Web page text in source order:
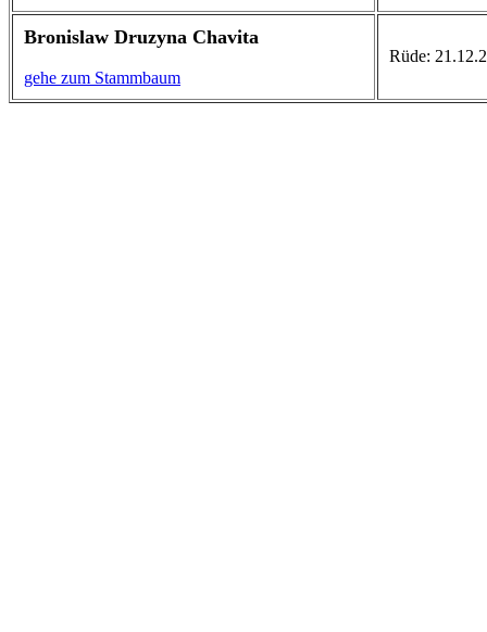
Bronislaw Druzyna Chavita
gehe zum Stammbaum
Rüde: